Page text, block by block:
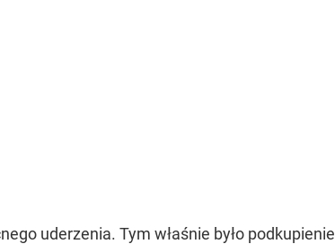
uderzenia. Tym właśnie było podkupienie